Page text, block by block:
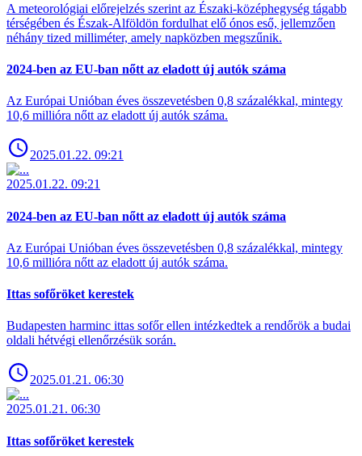
A meteorológiai előrejelzés szerint az Északi-középhegység tágabb
térségében és Észak-Alföldön fordulhat elő ónos eső, jellemzően
néhány tized milliméter, amely napközben megszűnik.
2024-ben az EU-ban nőtt az eladott új autók száma
Az Európai Unióban éves összevetésben 0,8 százalékkal, mintegy
10,6 millióra nőtt az eladott új autók száma.
2025.01.22. 09:21
2025.01.22. 09:21
2024-ben az EU-ban nőtt az eladott új autók száma
Az Európai Unióban éves összevetésben 0,8 százalékkal, mintegy
10,6 millióra nőtt az eladott új autók száma.
Ittas sofőröket kerestek
Budapesten harminc ittas sofőr ellen intézkedtek a rendőrök a budai
oldali hétvégi ellenőrzésük során.
2025.01.21. 06:30
2025.01.21. 06:30
Ittas sofőröket kerestek